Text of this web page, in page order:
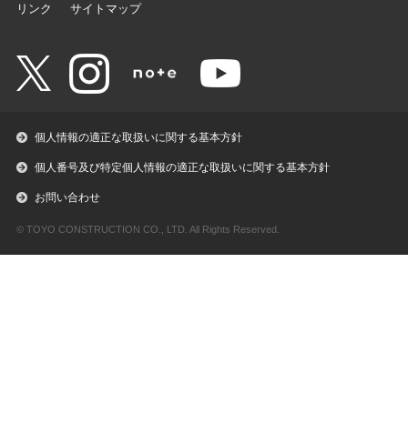
リンク サイトマップ
個人情報の適正な取扱いに関する基本方針
個人番号及び特定個人情報の適正な取扱いに関する基本方針
お問い合わせ
© TOYO CONSTRUCTION CO., LTD. All Rights Reserved.